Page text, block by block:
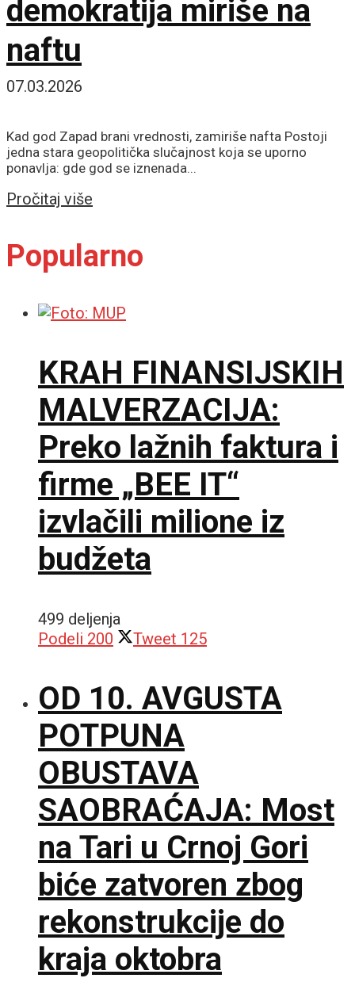
demokratija miriše na
naftu
07.03.2026
Kad god Zapad brani vrednosti, zamiriše nafta Postoji
jedna stara geopolitička slučajnost koja se uporno
ponavlja: gde god se iznenada...
Pročitaj više
Popularno
KRAH FINANSIJSKIH
MALVERZACIJA:
Preko lažnih faktura i
firme „BEE IT“
izvlačili milione iz
budžeta
499 deljenja
Podeli 200 Tweet 125
OD 10. AVGUSTA
POTPUNA
OBUSTAVA
SAOBRAĆAJA: Most
na Tari u Crnoj Gori
biće zatvoren zbog
rekonstrukcije do
kraja oktobra